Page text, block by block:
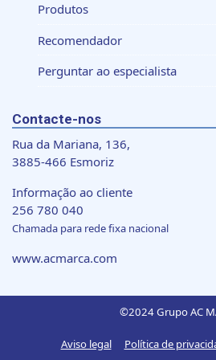
analisar o nosso tráfego. Também
nossos parceiros de redes
que lhes forneceu ou recolhidas
Produtos
Recomendador
Perguntar ao especialista
Contacte-nos
Rua da Mariana, 136,
3885-466 Esmoriz
Informação ao cliente
256 780 040
Chamada para rede fixa nacional
www.acmarca.com
©2024 Grupo AC
Aviso legal Política de